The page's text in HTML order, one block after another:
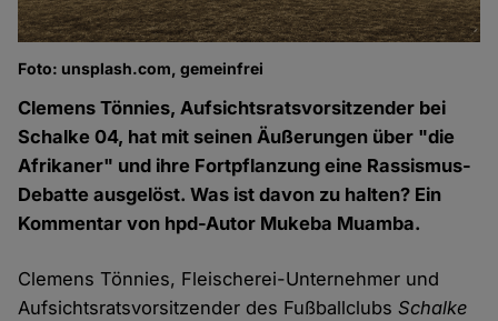
Foto: unsplash.com, gemeinfrei
Clemens Tönnies, Aufsichtsratsvorsitzender bei
Schalke 04, hat mit seinen Äußerungen über "die
Afrikaner" und ihre Fortpflanzung eine Rassismus-
Debatte ausgelöst. Was ist davon zu halten? Ein
Kommentar von hpd-Autor Mukeba Muamba.
Clemens Tönnies, Fleischerei-Unternehmer und
Aufsichtsratsvorsitzender des FußballclubsSchalke